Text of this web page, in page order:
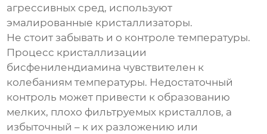
агрессивных сред, используют
эмалированные кристаллизаторы.
Не стоит забывать и о контроле температуры.
Процесс кристаллизации
бисфенилендиамина чувствителен к
колебаниям температуры. Недостаточный
контроль может привести к образованию
мелких, плохо фильтруемых кристаллов, а
избыточный – к их разложению или